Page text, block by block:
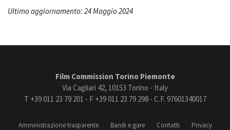
Ultimo aggiornamento: 24 Maggio 2024
Film Commission Torino Piemonte
Via Cagliari 42, 10153 Torino - Italy
T +39 011 23 79 201 - F +39 011 23 79 298 - C.F. 97601340017
Amministrazione trasparente Bandi e gare Contatti
Privacy